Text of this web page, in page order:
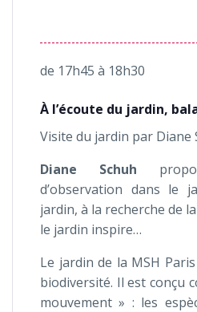
de 17h45 à 18h30
À l’écoute du jardin,
Visite du jardin par Diane
Diane Schuh
d’observation dans le
jardin, à la recherche de
le jardin inspire…
Le jardin de la MSH
biodiversité. Il est conçu
mouvement » : les